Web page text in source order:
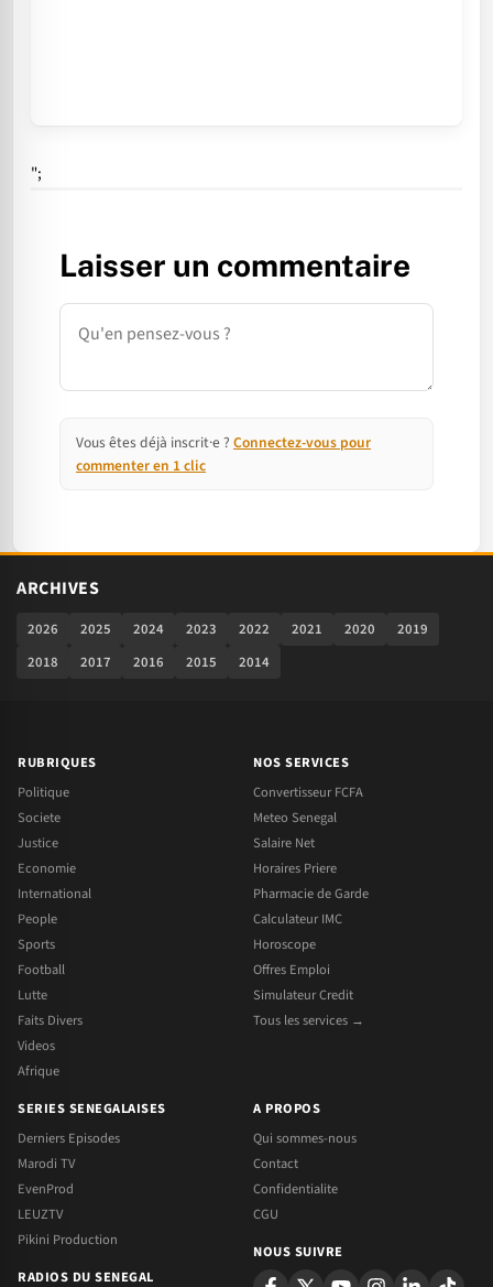
";
Laisser un commentaire
Commentaire
Vous êtes déjà inscrit·e ? Connectez-vous pour
commenter en 1 clic
ARCHIVES
2026 2025 2024 2023 2022 2021 2020
2019
2018
2017 2016 2015 2014
RUBRIQUES
Politique
Societe
Justice
Economie
International
People
Sports
Football
Lutte
Faits Divers
Videos
Afrique
NOS SERVICES
Convertisseur FCFA
Meteo Senegal
Salaire Net
Horaires Priere
Pharmacie de Garde
Calculateur IMC
Horoscope
Offres Emploi
Simulateur Credit
Tous les services →
SERIES SENEGALAISES
Derniers Episodes
Marodi TV
EvenProd
LEUZTV
Pikini Production
RADIOS DU SENEGAL
A PROPOS
Qui sommes-nous
Contact
Confidentialite
CGU
NOUS SUIVRE